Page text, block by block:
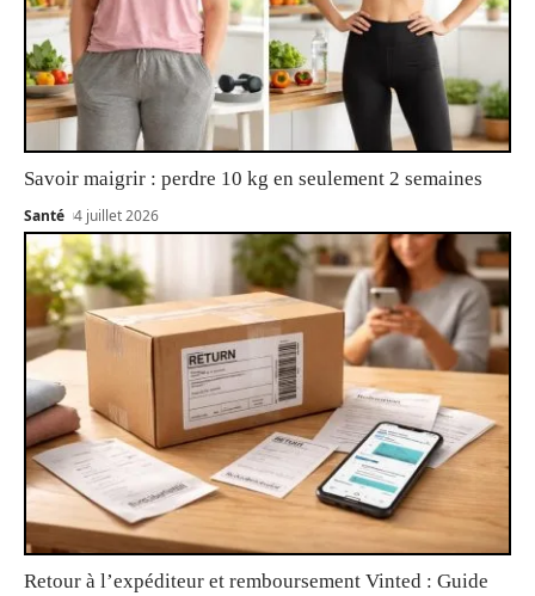
Savoir maigrir : perdre 10 kg en seulement 2 semaines
Santé 4 juillet 2026
Retour à l’expéditeur et remboursement Vinted : Guide